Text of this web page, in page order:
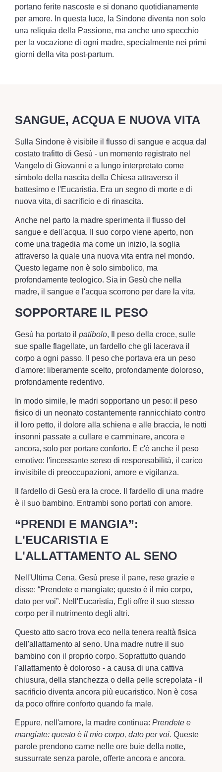
portano ferite nascoste e si donano quotidianamente
per amore. In questa luce, la Sindone diventa non solo
una reliquia della Passione, ma anche uno specchio
per la vocazione di ogni madre, specialmente nei primi
giorni della vita post-partum.
SANGUE, ACQUA E NUOVA VITA
Sulla Sindone è visibile il flusso di sangue e acqua dal
costato trafitto di Gesù - un momento registrato nel
Vangelo di Giovanni e a lungo interpretato come
simbolo della nascita della Chiesa attraverso il
battesimo e l'Eucaristia. Era un segno di morte e di
nuova vita, di sacrificio e di rinascita.
Anche nel parto la madre sperimenta il flusso del
sangue e dell'acqua. Il suo corpo viene aperto, non
come una tragedia ma come un inizio, la soglia
attraverso la quale una nuova vita entra nel mondo.
Questo legame non è solo simbolico, ma
profondamente teologico. Sia in Gesù che nella
madre, il sangue e l'acqua scorrono per dare la vita.
SOPPORTARE IL PESO
Gesù ha portato il patibolo, Il peso della croce, sulle
sue spalle flagellate, un fardello che gli lacerava il
corpo a ogni passo. Il peso che portava era un peso
d'amore: liberamente scelto, profondamente doloroso,
profondamente redentivo.
In modo simile, le madri sopportano un peso: il peso
fisico di un neonato costantemente rannicchiato contro
il loro petto, il dolore alla schiena e alle braccia, le notti
insonni passate a cullare e camminare, ancora e
ancora, solo per portare conforto. E c'è anche il peso
emotivo: l'incessante senso di responsabilità, il carico
invisibile di preoccupazioni, amore e vigilanza.
Il fardello di Gesù era la croce. Il fardello di una madre
è il suo bambino. Entrambi sono portati con amore.
“PRENDI E MANGIA”:
L'EUCARISTIA E
L'ALLATTAMENTO AL SENO
Nell'Ultima Cena, Gesù prese il pane, rese grazie e
disse: “Prendete e mangiate; questo è il mio corpo,
dato per voi”. Nell'Eucaristia, Egli offre il suo stesso
corpo per il nutrimento degli altri.
Questo atto sacro trova eco nella tenera realtà fisica
dell'allattamento al seno. Una madre nutre il suo
bambino con il proprio corpo. Soprattutto quando
l'allattamento è doloroso - a causa di una cattiva
chiusura, della stanchezza o della pelle screpolata - il
sacrificio diventa ancora più eucaristico. Non è cosa
da poco offrire conforto quando fa male.
Eppure, nell'amore, la madre continua: Prendete e
mangiate: questo è il mio corpo, dato per voi. Queste
parole prendono carne nelle ore buie della notte,
sussurrate senza parole, offerte ancora e ancora.